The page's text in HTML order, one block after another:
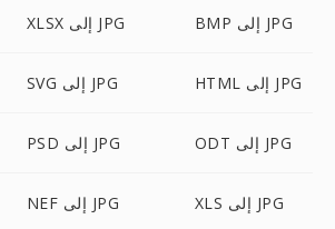
XLSX إلى JPG BMP إلى JPG
SVG إلى JPG HTML إلى JPG
PSD إلى JPG ODT إلى JPG
NEF إلى JPG XLS إلى JPG